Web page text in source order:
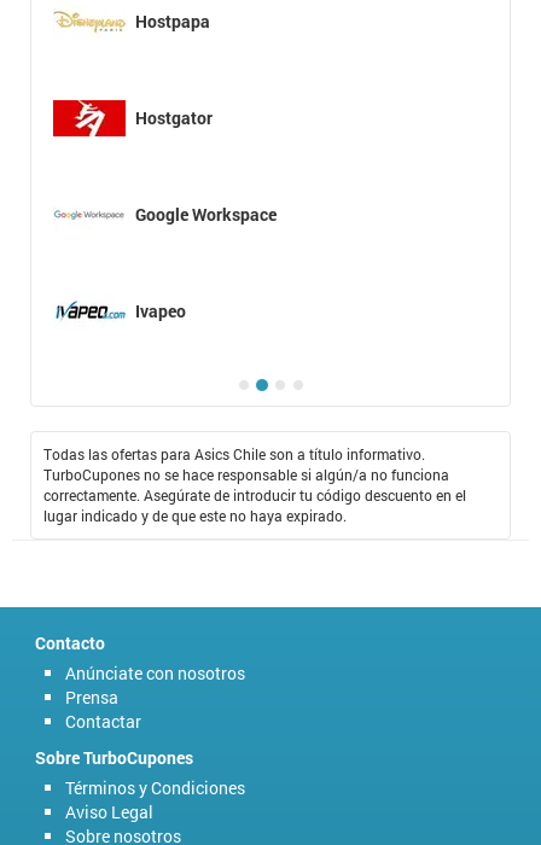
Hostpapa
Hostgator
Google Workspace
Ivapeo
Todas las ofertas para Asics Chile son a título informativo.
TurboCupones no se hace responsable si algún/a no funciona
correctamente. Asegúrate de introducir tu código descuento en el
lugar indicado y de que este no haya expirado.
Contacto
Anúnciate con nosotros
Prensa
Contactar
Sobre TurboCupones
Términos y Condiciones
Aviso Legal
Sobre nosotros